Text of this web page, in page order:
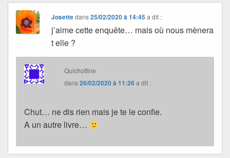
Josettedans25/02/2020 à 14:45 a dit :
j’aime cette enquête… mais où nous mènera
t elle ?
Quichottine
dans26/02/2020 à 11:26a dit :
Chut… ne dis rien mais je te le confie.
A un autre livre…